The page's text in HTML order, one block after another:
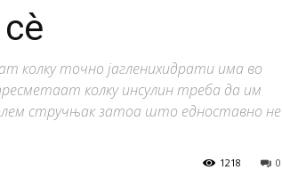
колку точно јагленихидрати има во
колку инсулин треба да им
стручњак затоа што едноставно не
0
1218